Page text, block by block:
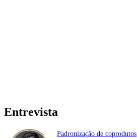
Entrevista
Padronização de coprodutos